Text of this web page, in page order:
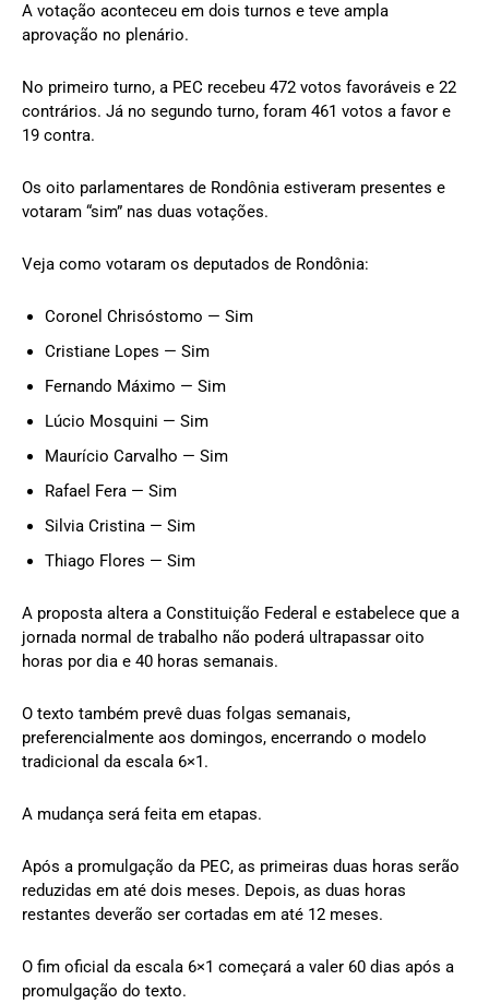
A votação aconteceu em dois turnos e teve ampla
aprovação no plenário.
No primeiro turno, a PEC recebeu 472 votos favoráveis e 22
contrários. Já no segundo turno, foram 461 votos a favor e
19 contra.
Os oito parlamentares de Rondônia estiveram presentes e
votaram “sim” nas duas votações.
Veja como votaram os deputados de Rondônia:
Coronel Chrisóstomo — Sim
Cristiane Lopes — Sim
Fernando Máximo — Sim
Lúcio Mosquini — Sim
Maurício Carvalho — Sim
Rafael Fera — Sim
Silvia Cristina — Sim
Thiago Flores — Sim
A proposta altera a Constituição Federal e estabelece que a
jornada normal de trabalho não poderá ultrapassar oito
horas por dia e 40 horas semanais.
O texto também prevê duas folgas semanais,
preferencialmente aos domingos, encerrando o modelo
tradicional da escala 6×1.
A mudança será feita em etapas.
Após a promulgação da PEC, as primeiras duas horas serão
reduzidas em até dois meses. Depois, as duas horas
restantes deverão ser cortadas em até 12 meses.
O fim oficial da escala 6×1 começará a valer 60 dias após a
promulgação do texto.